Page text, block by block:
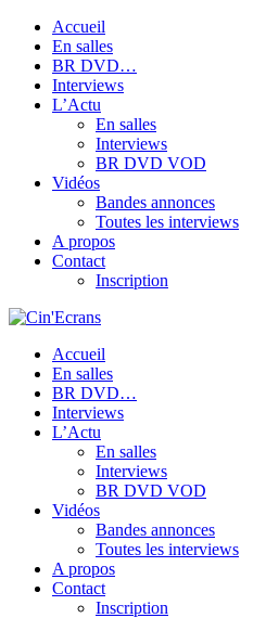
Accueil
En salles
BR DVD…
Interviews
L’Actu
En salles
Interviews
BR DVD VOD
Vidéos
Bandes annonces
Toutes les interviews
A propos
Contact
Inscription
Accueil
En salles
BR DVD…
Interviews
L’Actu
En salles
Interviews
BR DVD VOD
Vidéos
Bandes annonces
Toutes les interviews
A propos
Contact
Inscription